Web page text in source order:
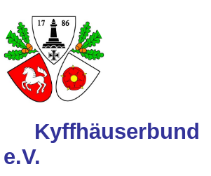
Kyffhäuserbund
e.V.